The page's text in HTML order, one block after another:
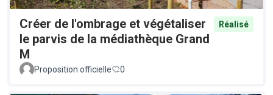
Créer de l'ombrage et végétaliser
le parvis de la médiathèque Grand
M
Réalisé
Proposition officielle 0